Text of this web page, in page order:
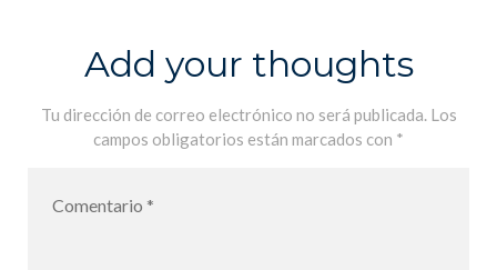
Add your thoughts
Tu dirección de correo electrónico no será publicada. Los
campos obligatorios están marcados con *